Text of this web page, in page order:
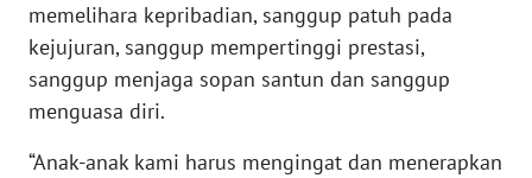
memelihara kepribadian, sanggup patuh pada
kejujuran, sanggup mempertinggi prestasi,
sanggup menjaga sopan santun dan sanggup
menguasa diri.
“Anak-anak kami harus mengingat dan menerapkan
DISCLAIMER
Wahana
News